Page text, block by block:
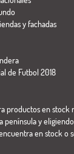
y fachadas
de Futbol 2018
productos en stock
península y
en stock o